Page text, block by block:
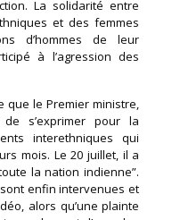
La solidarité entre
et des femmes
d’hommes de leur
à l’agression des
que le Premier ministre,
s’exprimer pour la
interethniques qui
mois. Le 20 juillet, il a
la nation indienne”.
enfin intervenues et
alors qu’une plainte